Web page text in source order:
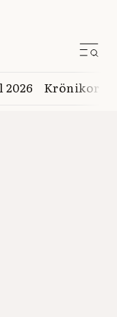
2026 Krönikor